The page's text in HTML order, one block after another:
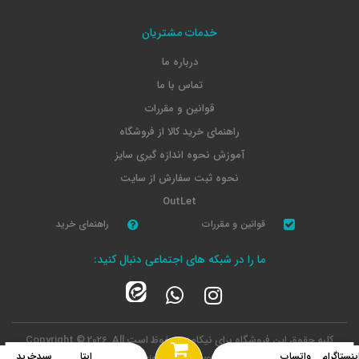
خدمات مشتریان
درباره ما
تماس با ما
قوانین و مقررات
راهنمای خرید کالا از فروشگاه
آموزش نحوه اندازه گیری سایز
نحوه ثبت سفارش از سایت
OutLet
قوانین و مقررات راهنمای خرید
ما را در شبکه های اجتماعی دنبال کنید:
کلیه حقوق این فروشگاه برای نیکامد محفوظ استCopyright © 2026, All